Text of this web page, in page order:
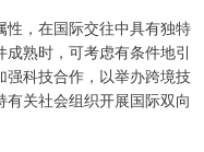
，在国际交往中具有独特
熟时，可考虑有条件地引
科技合作，以举办跨境技
关社会组织开展国际双向